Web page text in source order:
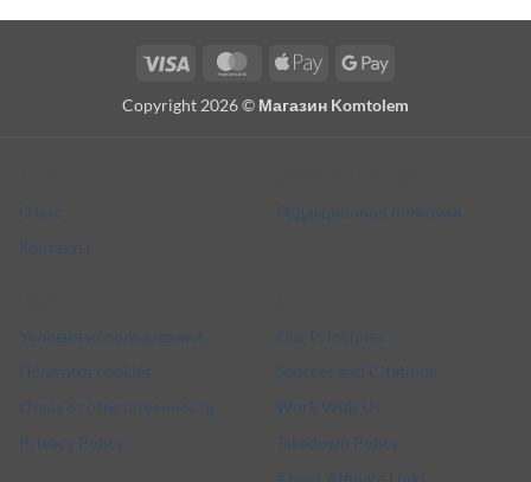
Visa MasterCardApple
Google
Copyright 2026 © Магазин Komtolem
О нас
Контакты
Редакционная политика
Условия использования
Политика cookies
Отказ от ответственности
Privacy Policy
Our Principles
Sources and Citations
Work With Us
Takedown Policy
About Affiliate Links